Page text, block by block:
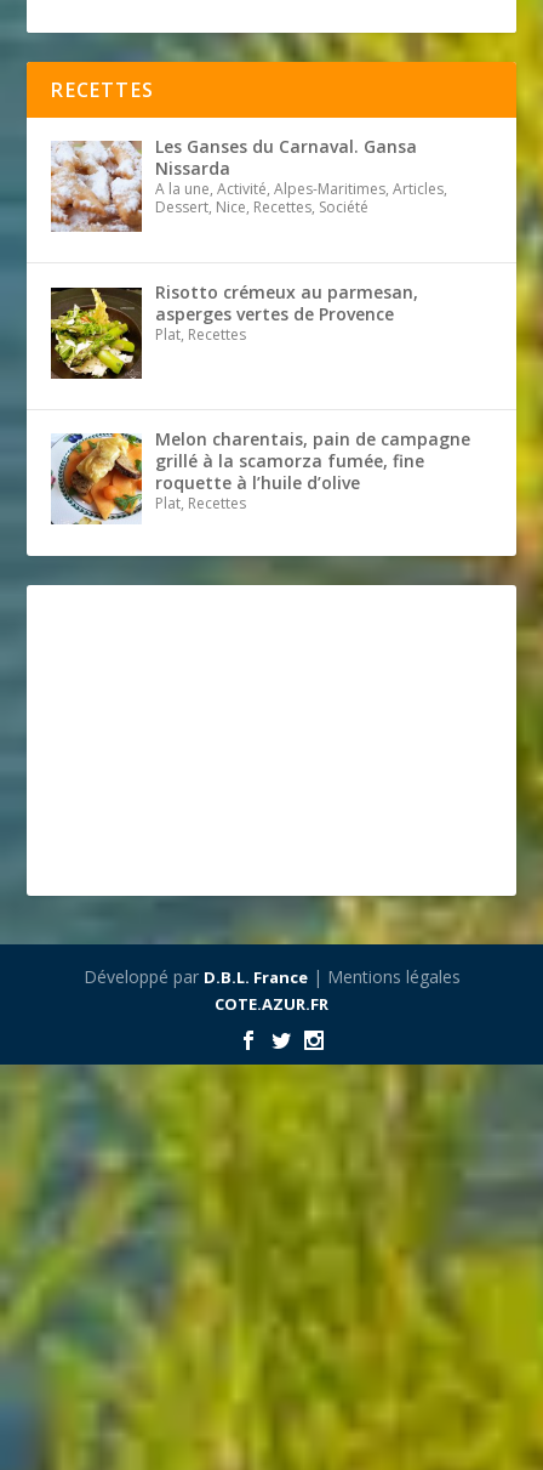
RECETTES
Les Ganses du Carnaval. Gansa
Nissarda
A la une, Activité, Alpes-Maritimes, Articles,
Dessert, Nice, Recettes, Société
Risotto crémeux au parmesan,
asperges vertes de Provence
Plat, Recettes
Melon charentais, pain de campagne
grillé à la scamorza fumée, fine
roquette à l’huile d’olive
Plat, Recettes
Développé par D.B.L. France| Mentions légales
COTE.AZUR.FR